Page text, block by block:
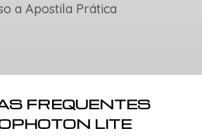
a Apostila Prática
FREQUENTES
LITE